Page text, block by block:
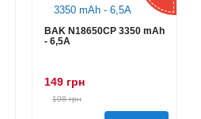
BAK N18650CP 3350 mAh
- 6,5А
149 грн
198 грн